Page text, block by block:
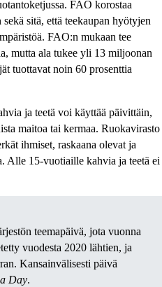
FAO korostaa
sitä, että teekaupan hyötyjen
FAO:n mukaan tee
mutta ala tukee yli 13 miljoonan
tuottavat noin 60 prosenttia
ja teetä voi käyttää päivittäin,
maitoa tai kermaa. Ruokavirasto
ihmiset, raskaana olevat ja
Alle 15-vuotiaille kahvia ja teetä ei
teemapäivä, jota vuonna
vuodesta 2020 lähtien, ja
Kansainvälisesti päivä
Day.